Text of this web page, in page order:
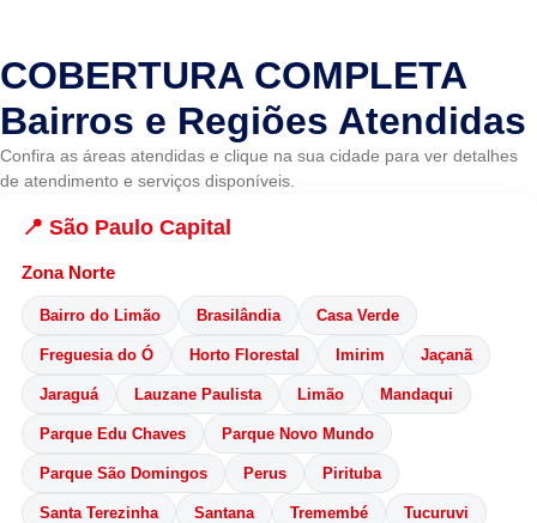
COBERTURA COMPLETA
Bairros e Regiões Atendidas
Confira as áreas atendidas e clique na sua cidade para ver detalhes
de atendimento e serviços disponíveis.
📍 São Paulo Capital
Zona Norte
Bairro do Limão Brasilândia Casa Verde
Freguesia do Ó Horto Florestal Imirim Jaçanã
Jaraguá Lauzane Paulista Limão Mandaqui
Parque Edu Chaves Parque Novo Mundo
Parque São Domingos Perus Pirituba
Santa Terezinha Santana Tremembé Tucuruvi